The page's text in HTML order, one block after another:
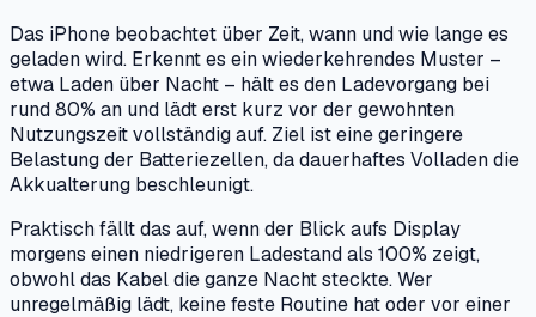
Das iPhone beobachtet über Zeit, wann und wie lange es
geladen wird. Erkennt es ein wiederkehrendes Muster –
etwa Laden über Nacht – hält es den Ladevorgang bei
rund 80% an und lädt erst kurz vor der gewohnten
Nutzungszeit vollständig auf. Ziel ist eine geringere
Belastung der Batteriezellen, da dauerhaftes Volladen die
Akkualterung beschleunigt.
Praktisch fällt das auf, wenn der Blick aufs Display
morgens einen niedrigeren Ladestand als 100% zeigt,
obwohl das Kabel die ganze Nacht steckte. Wer
unregelmäßig lädt, keine feste Routine hat oder vor einer